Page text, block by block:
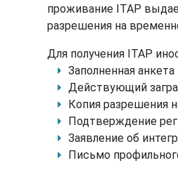
проживание ITAP
разрешения на
Для получения ITAP
Заполненная
Действующий
Копия разрешения
Подтверждение
Заявление об
Письмо